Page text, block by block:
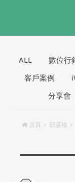
ALL 數位行
客戶案例
分享會
首頁 部落格